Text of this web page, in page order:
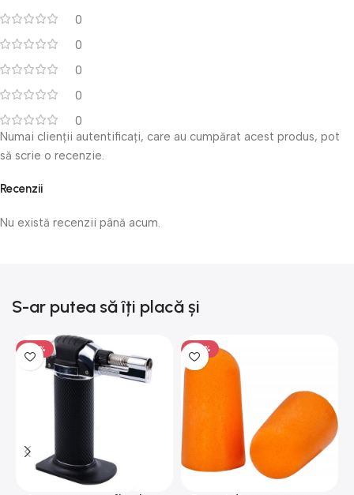
0
0
0
0
0
Recenzii
Nu există recenzii până acum.
Numai clienții autentificați, care au cumpărat acest produs, pot
să scrie o recenzie.
S-ar putea să îți placă și
-50% -50%